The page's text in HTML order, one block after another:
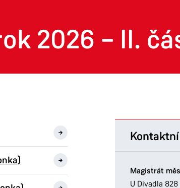
2026 – II.
Magistrát
U Divadla 828